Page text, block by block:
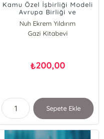
Kamu Özel İşbirliği Modeli
Avrupa Birliği ve
Türkiye’deki Sektörel
Uygulamaları
Nuh Ekrem Yıldırım
Gazi Kitabevi
₺200,00
Sepete Ekle